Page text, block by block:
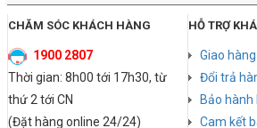
CHĂM SÓC KHÁCH HÀNG
1900 2807
Thời gian: 8h00 tới 17h30, từ
thứ 2 tới CN
(Đặt hàng online 24/24)
HỖ TRỢ
Giao
Đổi trả
Bảo
Cam kết